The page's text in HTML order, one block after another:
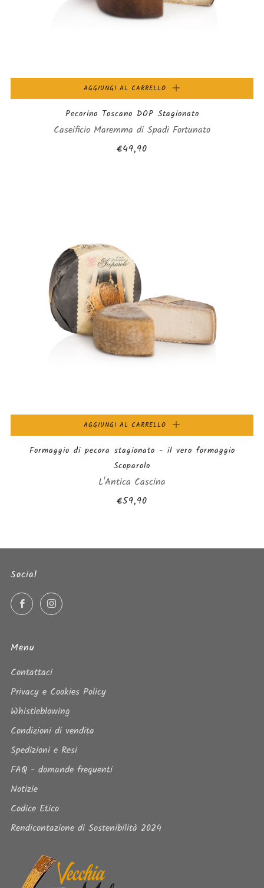
AGGIUNGI AL CARRELLO
Pecorino Toscano DOP Stagionato
Caseificio Maremma di Spadi Fortunato
€49,90
AGGIUNGI AL CARRELLO
Formaggio di pecora stagionato - il vero formaggio
Scoparolo
L'Antica Cascina
€59,90
Social
FacebookInstagram
Menu
Contattaci
Privacy e Cookies Policy
Whistleblowing
Condizioni di vendita
Spedizioni e Resi
FAQ - domande frequenti
Notizie
Codice Etico
Rendicontazione di Sostenibilità 2024